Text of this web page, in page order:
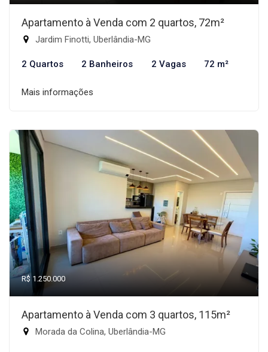
Apartamento à Venda com 2 quartos, 72m²
Jardim Finotti, Uberlândia-MG
2 Quartos 2 Banheiros 2 Vagas 72 m²
Mais informações
R$ 1.250.000
Apartamento à Venda com 3 quartos, 115m²
Morada da Colina, Uberlândia-MG